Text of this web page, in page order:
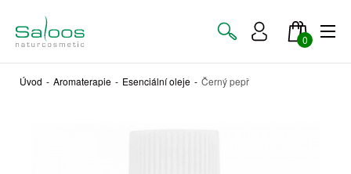
0
Úvod - Aromaterapie - Esenciální oleje - Černý pepř